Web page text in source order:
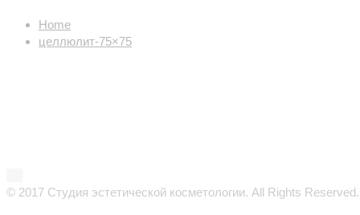
Home
целлюлит-75×75
© 2017 Студия эстетической косметологии. All Rights Reserved.